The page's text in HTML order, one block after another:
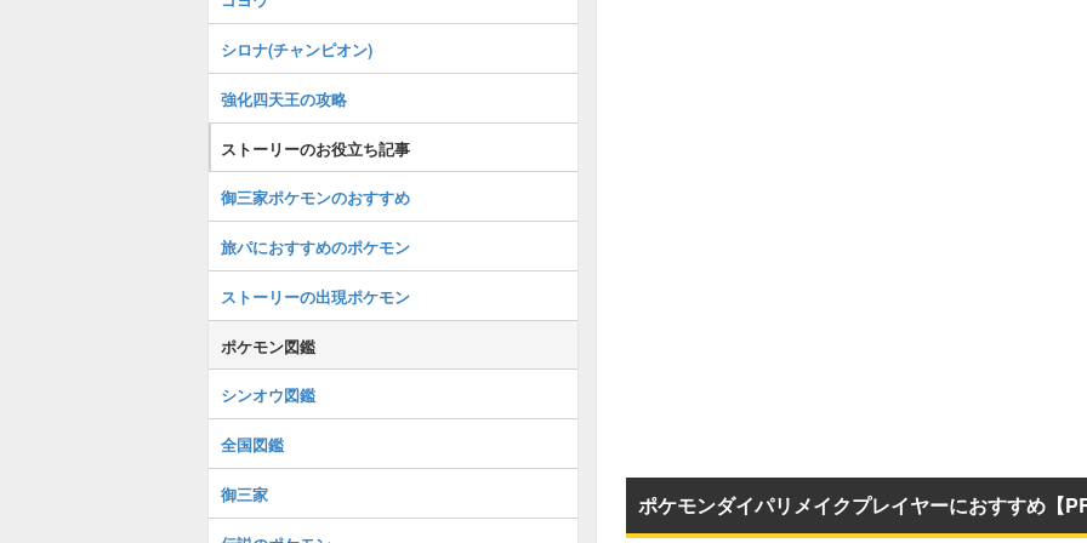
ポケモンダイパリメイクプレイヤーにおすすめ【
シロナ(チャンピオン)
強化四天王の攻略
ストーリーのお役立ち記事
御三家ポケモンのおすすめ
旅パにおすすめのポケモン
ストーリーの出現ポケモン
ポケモン図鑑
シンオウ図鑑
全国図鑑
御三家